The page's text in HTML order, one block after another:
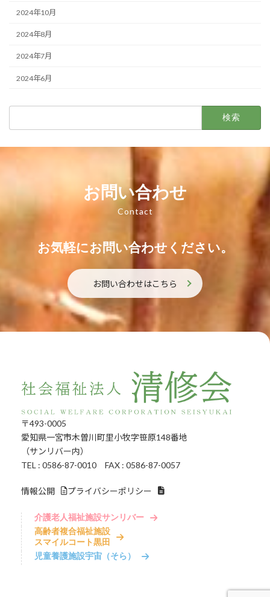
2024年10月
2024年8月
2024年7月
2024年6月
お問い合わせ
Contact
お気軽にお問い合わせください。
お問い合わせはこちら
〒493-0005
愛知県一宮市木曽川町里小牧字笹原148番地
（サンリバー内）
TEL : 0586-87-0010 FAX : 0586-87-0057
情報公開 プライバシーポリシー
介護老人福祉施設サンリバー
高齢者複合福祉施設
スマイルコート黒田
児童養護施設宇宙（そら）